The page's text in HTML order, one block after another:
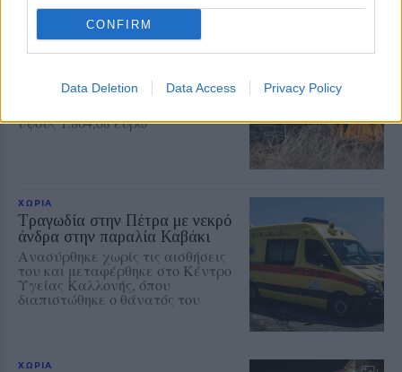
CONFIRM
Data Deletion Data Access Privacy Policy
ΧΩΡΙΑ
Φωτιά σε ξερά χόρτα έφερε
Παράλληλα, σε βάρος του
ύψους 1.804,68 ευρώ
ΧΩΡΙΑ
Τραγωδία στην Πέτρα με νεκρό
άνδρα στην παραλία Καβάκι
Ανασύρθηκε χωρίς τις αισθήσεις
του και μεταφέρθηκε στο Κέντρο
Υγείας Καλλονής, όπου
διαπιστώθηκε ο θάνατός του
ΧΩΡΙΑ